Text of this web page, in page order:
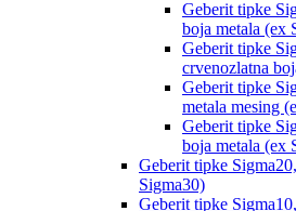
Geberit tipke
boja metala (ex
Geberit tipke
crvenozlatna
Geberit tipke
metala mesing
Geberit tipke
boja metala (ex
Geberit tipke
Sigma30)
Geberit tipke